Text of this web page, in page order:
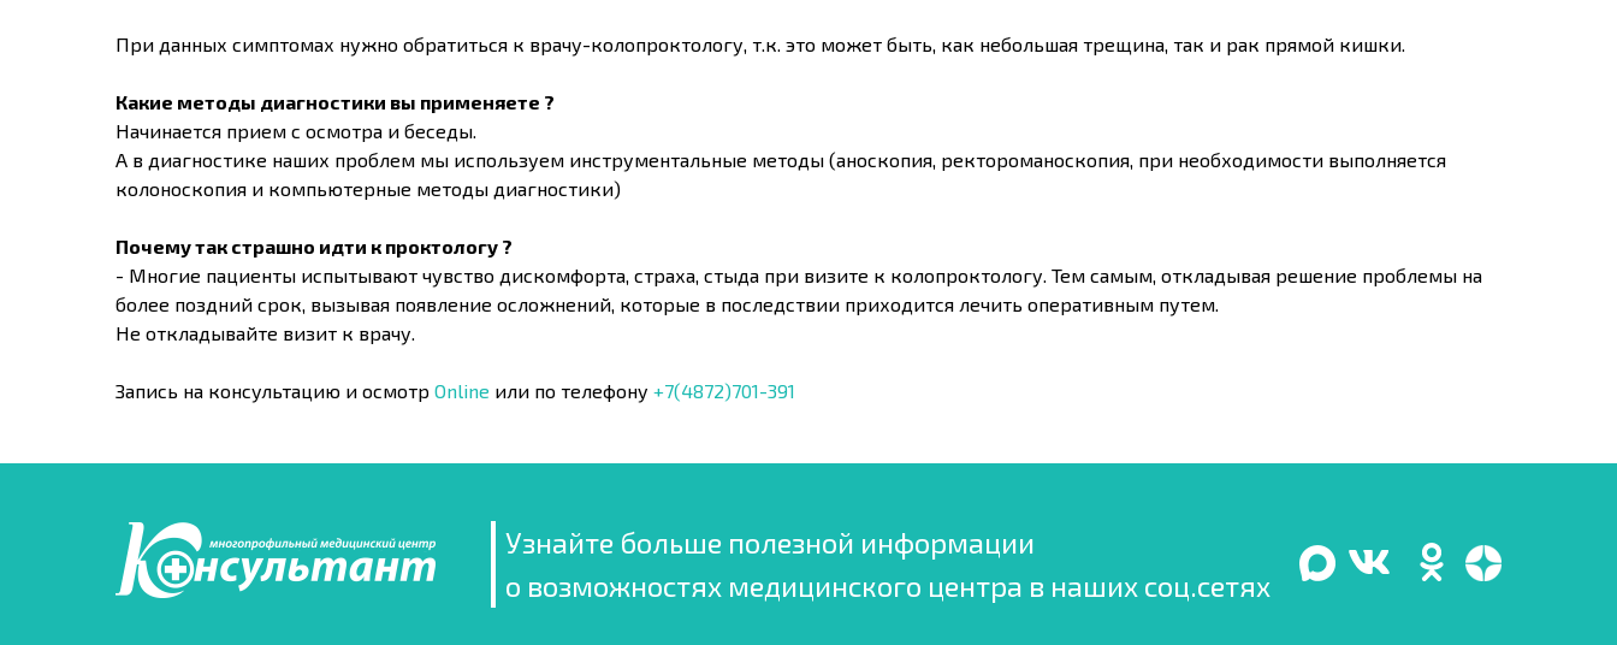
При данных симптомах нужно обратиться к врачу-колопроктологу, т.к. это может быть, как небольшая трещина, так и рак прямой кишки.
Какие методы диагностики вы применяете ?
Начинается прием с осмотра и беседы.
А в диагностике наших проблем мы используем инструментальные методы (аноскопия, ректороманоскопия, при необходимости выполняется
колоноскопия и компьютерные методы диагностики)
Почему так страшно идти к проктологу ?
- Многие пациенты испытывают чувство дискомфорта, страха, стыда при визите к колопроктологу. Тем самым, откладывая решение проблемы на
более поздний срок, вызывая появление осложнений, которые в последствии приходится лечить оперативным путем.
Не откладывайте визит к врачу.
Запись на консультацию и осмотр Online или по телефону +7(4872)701-391
Узнайте больше полезной информации
о возможностях медицинского центра в наших соц.сетях